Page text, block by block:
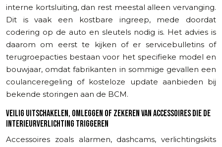
interne kortsluiting, dan rest meestal alleen vervanging.
Dit is vaak een kostbare ingreep, mede doordat
codering op de auto en sleutels nodig is. Het advies is
daarom om eerst te kijken of er servicebulletins of
terugroepacties bestaan voor het specifieke model en
bouwjaar, omdat fabrikanten in sommige gevallen een
coulanceregeling of kosteloze update aanbieden bij
bekende storingen aan de BCM.
VEILIG UITSCHAKELEN, OMLEGGEN OF ZEKEREN VAN ACCESSOIRES DIE DE
INTERIEURVERLICHTING TRIGGEREN
Accessoires zoals alarmen, dashcams, verlichtingskits